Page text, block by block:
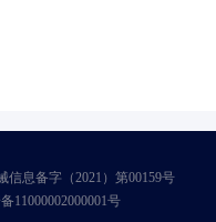
息备字（2021）第00159号
11000002000001号